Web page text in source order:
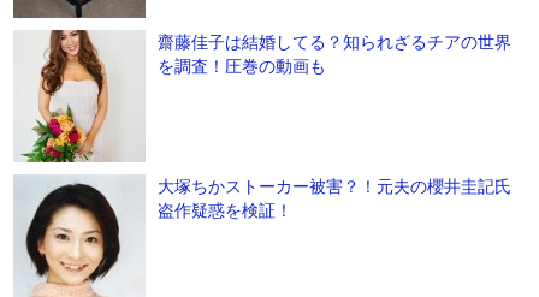
齋藤佳子は結婚してる？知られざるチアの世界
を調査！圧巻の動画も
大塚ちかストーカー被害？！元夫の櫻井圭記氏
盗作疑惑を検証！